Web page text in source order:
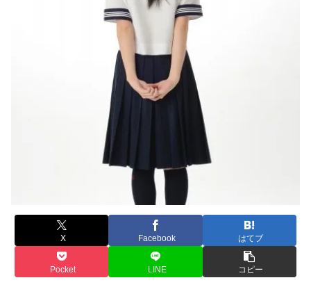
X Facebook はてブ
Pocket LINE コピー